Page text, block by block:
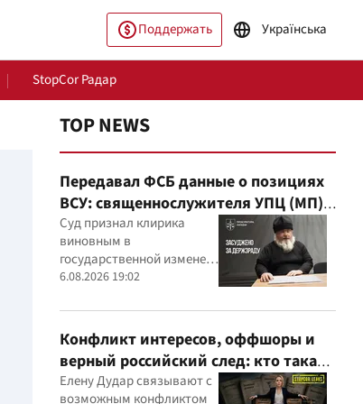
Поддержать Українська
StopCor Радар
TOP NEWS
Передавал ФСБ данные о позициях
ВСУ: священнослужителя УПЦ (МП)
приговорили к 15 годам
Суд признал клирика
виновным в
государственной измене и
постановил конфисковать
6.08.2026 19:02
Конфликт интересов, оффшоры и
верный российский след: кто такая
Елена Дударь
Елену Дудар связывают с
возможным конфликтом